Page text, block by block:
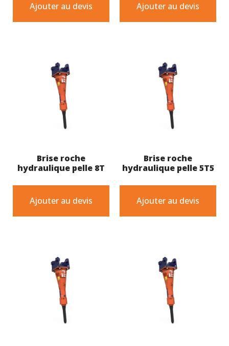
Ajouter au devis Ajouter au devis
Brise roche
hydraulique pelle 8T
Ajouter au devis
Brise roche
hydraulique pelle 5T5
Ajouter au devis